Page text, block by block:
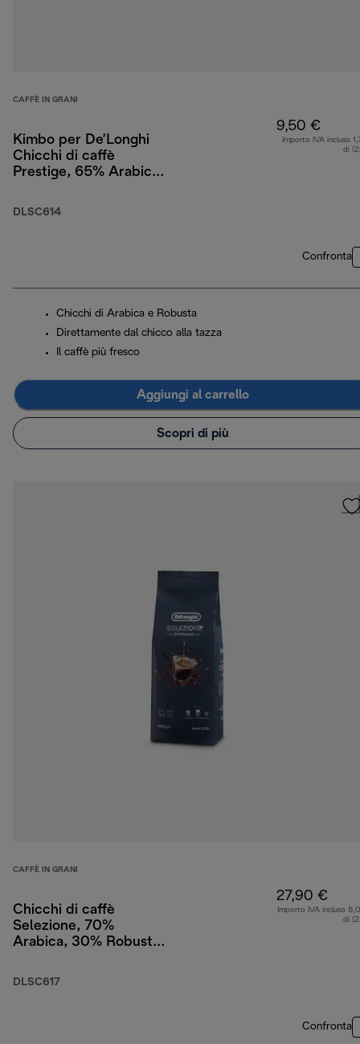
CAFFÈ IN GRANI
Kimbo per De’Longhi
Chicchi di caffè
Prestige, 65% Arabica
DLSC614
9,50 €
Importo IVA incluso
di
Confronta
Chicchi di Arabica e Robusta
Direttamente dal chicco alla tazza
Il caffè più fresco
Aggiungi al carrello
Scopri di più
CAFFÈ IN GRANI
Chicchi di caffè
Selezione, 70%
Arabica, 30% Robusta,
DLSC617
27,90 €
Importo IVA incluso
di
Confronta